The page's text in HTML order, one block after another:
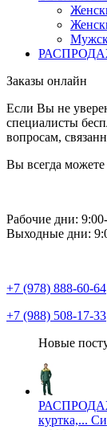
Заказы онлайн
Если Вы не
специалисты
вопросам,
Вы всегда можете
Рабочие дни:
Выходные дни:
+7 (978) 888-60-64
+7 (988) 508-17-33
Новые
куртка,...